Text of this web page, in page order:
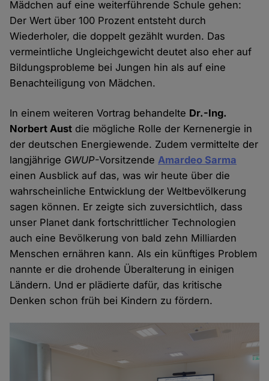
Mädchen auf eine weiterführende Schule gehen:
Der Wert über 100 Prozent entsteht durch
Wiederholer, die doppelt gezählt wurden. Das
vermeintliche Ungleichgewicht deutet also eher auf
Bildungsprobleme bei Jungen hin als auf eine
Benachteiligung von Mädchen.
In einem weiteren Vortrag behandelte Dr.-Ing.
Norbert Aust die mögliche Rolle der Kernenergie in
der deutschen Energiewende. Zudem vermittelte der
langjährige GWUP-VorsitzendeAmardeo Sarma
einen Ausblick auf das, was wir heute über die
wahrscheinliche Entwicklung der Weltbevölkerung
sagen können. Er zeigte sich zuversichtlich, dass
unser Planet dank fortschrittlicher Technologien
auch eine Bevölkerung von bald zehn Milliarden
Menschen ernähren kann. Als ein künftiges Problem
nannte er die drohende Überalterung in einigen
Ländern. Und er plädierte dafür, das kritische
Denken schon früh bei Kindern zu fördern.